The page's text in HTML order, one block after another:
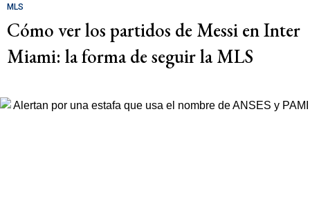
MLS
Cómo ver los partidos de Messi en Inter
Miami: la forma de seguir la MLS